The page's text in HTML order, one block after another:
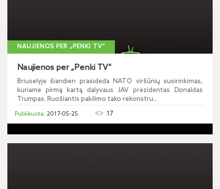
NAUJIENOS PER „PENKI TV“
Naujienos per „Penki TV“
Briuselyje šiandien prasideda NATO viršūnių susirinkimas,
kuriame pirmą kartą dalyvaus JAV prezidentas Donaldas
Trumpas. Ruošiantis pakilimo tako rekonstru...
2017-05-25 17